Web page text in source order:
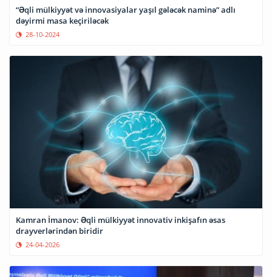
“Əqli mülkiyyət və innovasiyalar yaşıl gələcək naminə” adlı
dəyirmi masa keçiriləcək
28-10-2024
Kamran İmanov: Əqli mülkiyyət innovativ inkişafın əsas
drayverlərindən biridir
24-04-2026